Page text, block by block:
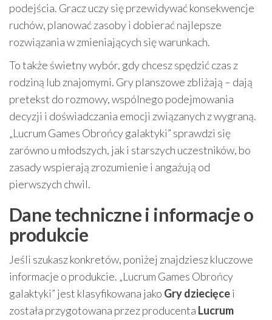
podejścia. Gracz uczy się przewidywać konsekwencje
ruchów, planować zasoby i dobierać najlepsze
rozwiązania w zmieniających się warunkach.
To także świetny wybór, gdy chcesz spędzić czas z
rodziną lub znajomymi. Gry planszowe zbliżają – dają
pretekst do rozmowy, wspólnego podejmowania
decyzji i doświadczania emocji związanych z wygraną.
„Lucrum Games Obrońcy galaktyki” sprawdzi się
zarówno u młodszych, jak i starszych uczestników, bo
zasady wspierają zrozumienie i angażują od
pierwszych chwil.
Dane techniczne i informacje o
produkcie
Jeśli szukasz konkretów, poniżej znajdziesz kluczowe
informacje o produkcie. „Lucrum Games Obrońcy
galaktyki” jest klasyfikowana jako Gry dziecięcei
została przygotowana przez producenta Lucrum